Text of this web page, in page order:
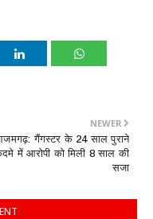
NEWER
गैंगस्टर के 24 साल पुराने
में आरोपी को मिली 8 साल की
सजा